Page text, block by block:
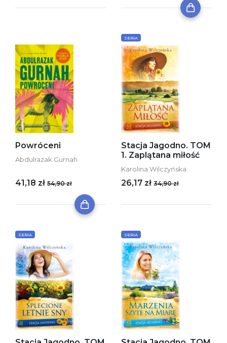
Powróceni
Abdulrazak Gurnah
41,18 zł 54,90 zł
SERIA
Stacja Jagodno. TOM
1. Zaplątana miłość
Karolina Wilczyńska
26,17 zł 34,90 zł
SERIA SERIA